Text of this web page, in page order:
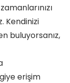
Kendinizi
buluyorsanız,
erişim
Sürer?